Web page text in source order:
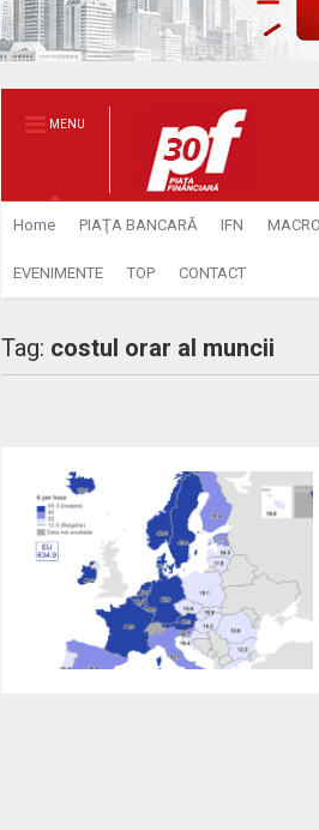
MENU
Home PIAŢA BANCARĂ IFN
EVENIMENTE TOP CONTACT
Tag: costul orar al muncii